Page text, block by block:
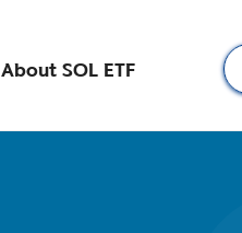
About SOL ETF